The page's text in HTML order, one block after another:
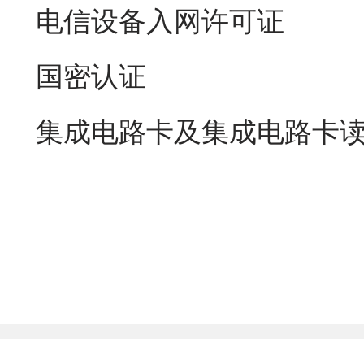
电信设备入网许可证
国密认证
集成电路卡及集成电路卡